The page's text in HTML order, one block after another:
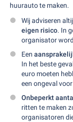
huurauto te maken.
Wij adviseren
eigen risico. In
organisator
Een
In het beste
euro moeten
een ongeval
Onbeperkt
ritten te maken
organisatoren